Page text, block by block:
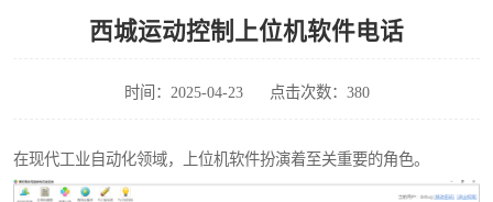
西城运动控制上位机软件电话
时间：2025-04-23 点击次数：380
在现代工业自动化领域，上位机软件扮演着至关重要的角色。
数据采集软件
数据采集和条码追溯